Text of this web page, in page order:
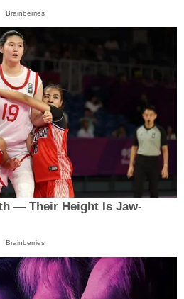
Brainberries
— Their Height Is Jaw-
Brainberries